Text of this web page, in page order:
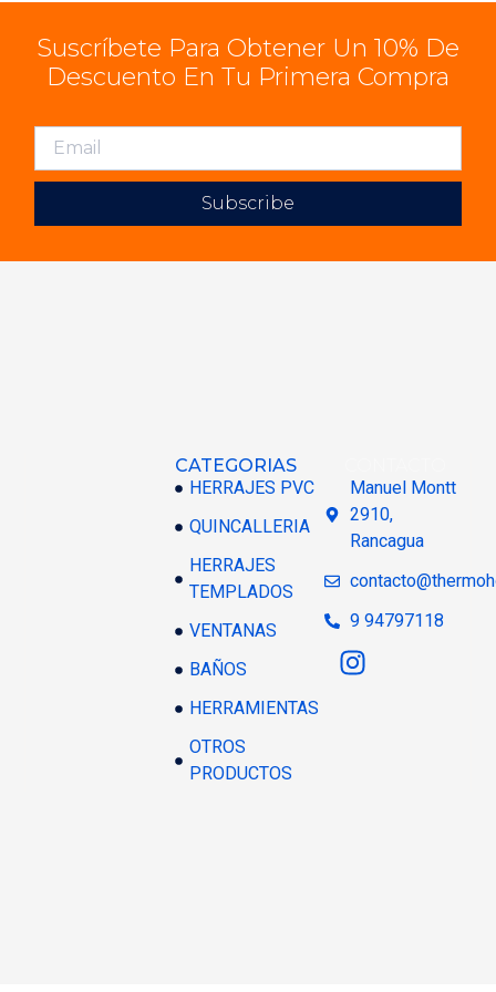
Suscríbete Para Obtener Un 10% De
Descuento En Tu Primera Compra
Subscribe
CATEGORIAS
HERRAJES PVC
QUINCALLERIA
HERRAJES
TEMPLADOS
VENTANAS
BAÑOS
HERRAMIENTAS
OTROS
PRODUCTOS
Manuel Montt
2910,
Rancagua
9 94797118